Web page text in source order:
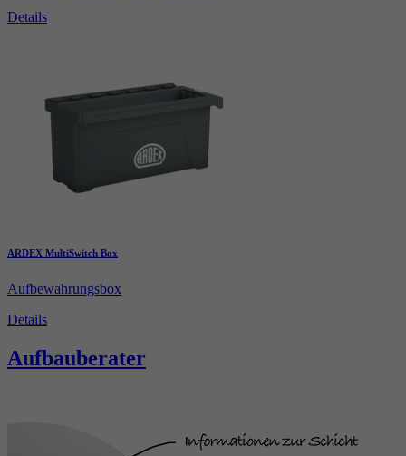
Details
ARDEX MultiSwitch Box
Aufbewahrungsbox
Details
Aufbauberater